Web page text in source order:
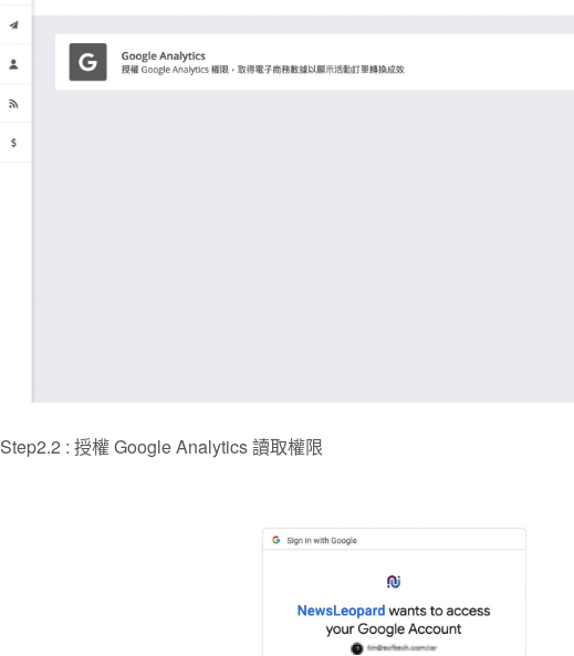
Step2.2 : 授權 Google Analytics 讀取權限